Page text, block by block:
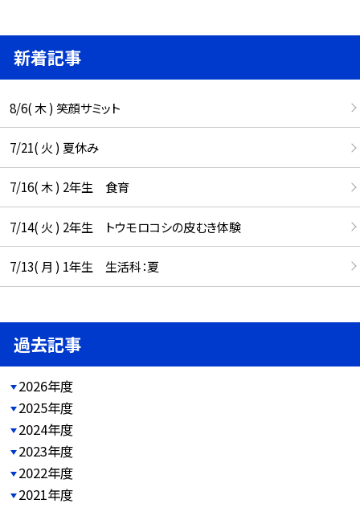
新着記事
8/6( 木 ) 笑顔サミット
7/21( 火 ) 夏休み
7/16( 木 ) 2年生 食育
7/14( 火 ) 2年生 トウモロコシの皮むき体験
7/13( 月 ) 1年生 生活科：夏
過去記事
2026年度
2025年度
2024年度
2023年度
2022年度
2021年度